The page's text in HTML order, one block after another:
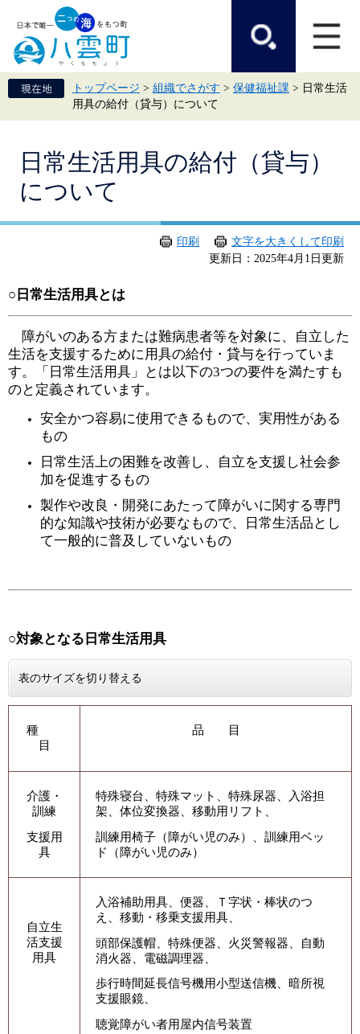
頭
で
飛
ば
て
トップページ > 組織でさがす > 保健福祉課 > 日常生活
用具の給付（貸与）について
日常生活用具の給付（貸与）
について
印刷
文字を大きくして印刷
更新日：2025年4月1日更新
○日常生活用具とは
障がいのある方または難病患者等を対象に、自立した
生活を支援するために用具の給付・貸与を行っていま
す。「日常生活用具」とは以下の3つの要件を満たすも
のと定義されています。
安全かつ容易に使用できるもので、実用性がある
もの
日常生活上の困難を改善し、自立を支援し社会参
加を促進するもの
製作や改良・開発にあたって障がいに関する専門
的な知識や技術が必要なもので、日常生活品とし
て一般的に普及していないもの
○対象となる日常生活用具
表のサイズを切り替える
種
目
品 目
介護・
訓練
支援用
具
特殊寝台、特殊マット、特殊尿器、入浴担
架、体位変換器、移動用リフト、
訓練用椅子（障がい児のみ）、訓練用ベッ
ド（障がい児のみ）
自立生
活支援
用具
入浴補助用具、便器、Ｔ字状・棒状のつ
え、移動・移乗支援用具、
頭部保護帽、特殊便器、火災警報器、自動
消火器、電磁調理器、
歩行時間延長信号機用小型送信機、暗所視
支援眼鏡、
聴覚障がい者用屋内信号装置